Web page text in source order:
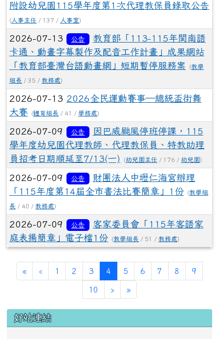
附設幼兒園115學年度第1次代理教保員錄取公告
( 人事主任 / 137 / 人事室)
2026-07-13 公告
教育部「113-115年閩南語
卡通、動畫字幕製作及配音工作計畫」成果網站
「教育部臺灣台語動畫網」短期暫停服務案
(教學
組長 / 35 / 教務處)
2026-07-13 2026全民運動賽事—總統盃街舞
大賽
(體育組長 / 41 / 學務處)
2026-07-09 公告
因巴威颱風停班停課，115
學年度幼兒園代理教師、代理教保員、特教助理
員招考日期順延至7/13(一)
(幼兒園主任 / 176 / 幼兒園)
2026-07-09 公告
財團法人中壢仁海宮辦理
「115年度第14屆全市書法比賽簡章」1份
(教學組
長 / 40 / 教務處)
2026-07-09 公告
客家委員會「115年客語家
庭表揚簡章」電子檔1份
(教學組長 / 51 / 教務處)
«第一頁
‹ 上一頁
1 2 3 4 (目前頁次)
5 6 7 8 9
10 ›下一頁
»最後頁
左邊區域內容
好站連結